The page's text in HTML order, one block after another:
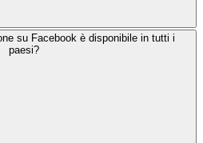
su Facebook è disponibile in tutti i
paesi?